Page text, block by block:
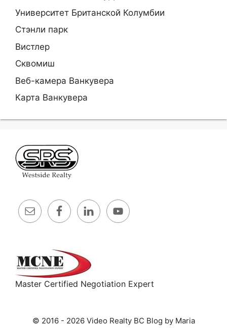
Университет Британской Колумбии
Стэнли парк
Вистлер
Сквомиш
Веб-камера Ванкувера
Карта Ванкувера
Master Certified Negotiation Expert
© 2016 - 2026 Video Realty BC Blog by Maria